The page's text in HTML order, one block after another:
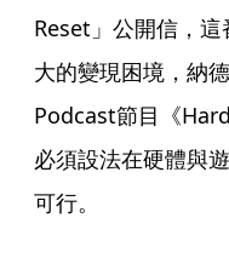
Reset」公開信，
大的變現困境，納
Podcast節目《
必須設法在硬體與
可行。